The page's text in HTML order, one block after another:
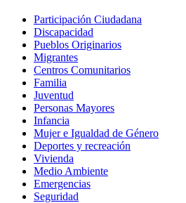
Participación Ciudadana
Discapacidad
Pueblos Originarios
Migrantes
Centros Comunitarios
Familia
Juventud
Personas Mayores
Infancia
Mujer e Igualdad de Género
Deportes y recreación
Vivienda
Medio Ambiente
Emergencias
Seguridad